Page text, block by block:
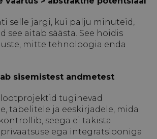
selle järgi, kui palju minuteid,
see aitab säästa. See hoidis
mitte tehnoloogia enda
sisemistest andmetest
tuginevad
tabelitele ja eeskirjadele, mida
seega ei takista
ega integratsiooniga